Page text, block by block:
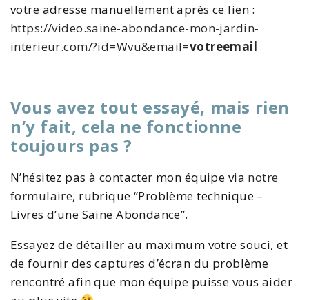
votre adresse manuellement après ce lien :
https://video.saine-abondance-mon-jardin-
interieur.com/?id=Wvu&email=votreemail
Vous avez tout essayé, mais rien
n’y fait, cela ne fonctionne
toujours pas ?
N’hésitez pas à contacter mon équipe via notre
formulaire, rubrique “Problème technique –
Livres d’une Saine Abondance”.
Essayez de détailler au maximum votre souci, et
de fournir des captures d’écran du problème
rencontré afin que mon équipe puisse vous aider